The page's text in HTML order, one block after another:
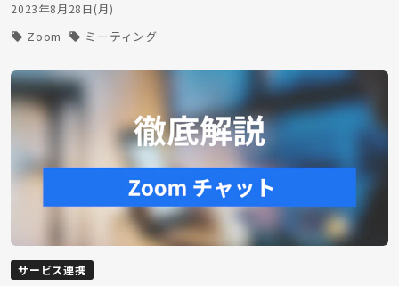
2023年8月28日(月)
Zoom ミーティング
サービス連携